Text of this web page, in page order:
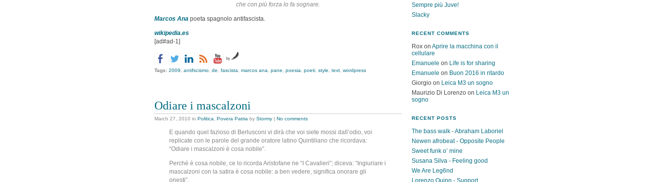
che con più forza lo fa sognare.
Marcos Ana poeta spagnolo antifascista.
wikipedia.es
[ad#ad-1]
by
Tags: 2009 antifscismo de fascista marcos ana pane poesia poeti style text wordpress
Odiare i mascalzoni
March 27, 2010 in Politica Povera Patria by Stormy | No comments
E quando quel fazioso di Berlusconi vi dirà che voi siete mossi dall’odio, voi
replicate con le parole del grande oratore latino Quintiliano che ricordava:
“Odiare i mascalzoni è cosa nobile”.
Perché è cosa nobile, ce lo ricorda Aristofane ne “I Cavalieri”; diceva: “Ingiuriare i
mascalzoni con la satira è cosa nobile: a ben vedere, significa onorare gli
onesti”.
Sempre più Juve!
Slacky
RECENT COMMENTS
Rox on Aprire la macchina con il
cellulare
Emanuele on Life is for sharing
Emanuele on Buon 2016 in ritardo
Giorgio on Leica M3 un sogno
Maurizio Di Lorenzo on Leica M3 un
sogno
RECENT POSTS
The bass walk - Abraham Laboriel
Newen afrobeat - Opposite People
Sweet funk o’ mine
Susana Silva - Feeling good
We Are Leg6nd